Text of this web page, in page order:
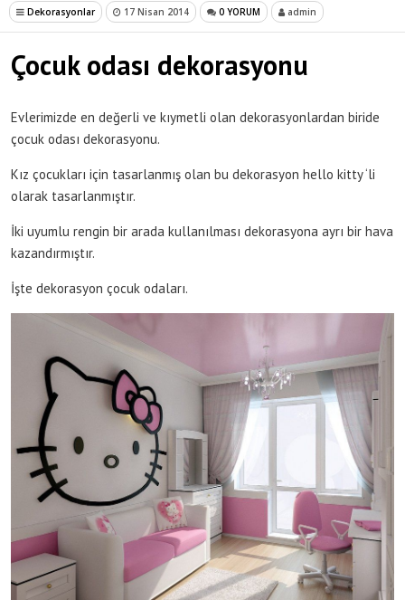
Dekorasyonlar 17 Nisan 2014 0 YORUM admin
Çocuk odası dekorasyonu
Evlerimizde en değerli ve kıymetli olan dekorasyonlardan biride
çocuk odası dekorasyonu.
Kız çocukları için tasarlanmış olan bu dekorasyon hello kitty ‘li
olarak tasarlanmıştır.
İki uyumlu rengin bir arada kullanılması dekorasyona ayrı bir hava
kazandırmıştır.
İşte dekorasyon çocuk odaları.